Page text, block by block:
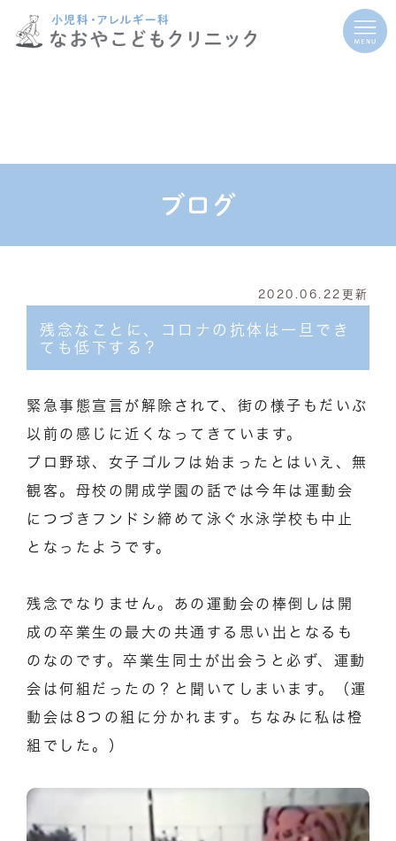
ブログ
2020.06.22更新
残念なことに、コロナの抗体は一旦でき
ても低下する？
緊急事態宣言が解除されて、街の様子もだいぶ
以前の感じに近くなってきています。
プロ野球、女子ゴルフは始まったとはいえ、無
観客。母校の開成学園の話では今年は運動会
につづきフンドシ締めて泳ぐ水泳学校も中止
となったようです。
残念でなりません。あの運動会の棒倒しは開
成の卒業生の最大の共通する思い出となるも
のなのです。卒業生同士が出会うと必ず、運動
会は何組だったの？と聞いてしまいます。（運
動会は8つの組に分かれます。ちなみに私は橙
組でした。）